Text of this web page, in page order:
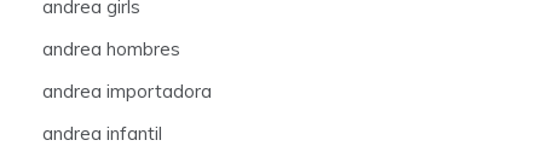
andrea girls
andrea hombres
andrea importadora
andrea infantil